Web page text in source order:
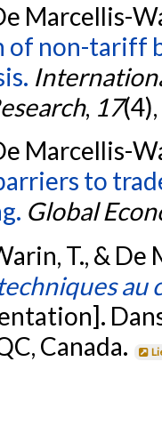
Marcellis-
of non-tariff
, 17
Marcellis-
to
Global
T., &
au
Canada.